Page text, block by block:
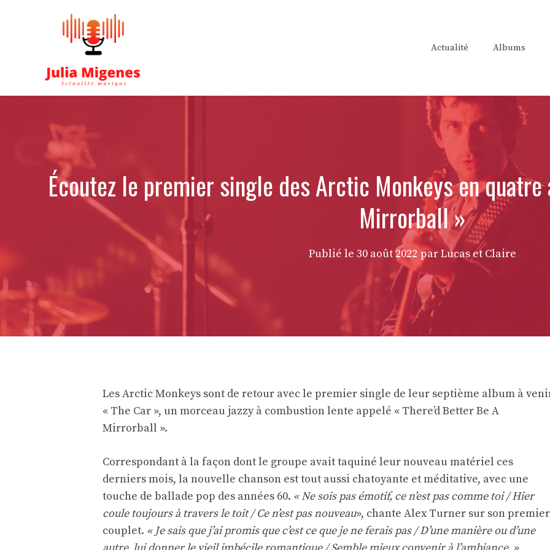
Actualité Albums
Écoutez le premier single des Arctic Monkeys en quatre
Mirrorball »
Publié le 30 août 2022 par Lucas et Claire
Les Arctic Monkeys sont de retour avec le premier single de leur septième album à
« The Car », un morceau jazzy à combustion lente appelé « There’d Better Be A
Mirrorball ».
Correspondant à la façon dont le groupe avait taquiné leur nouveau matériel ces
derniers mois, la nouvelle chanson est tout aussi chatoyante et méditative, avec une
touche de ballade pop des années 60. « Ne sois pas émotif, ce n’est pas comme toi / Hier
coule toujours à travers le toit / Ce n’est pas nouveau», chante Alex Turner sur son premier
couplet. « Je sais que j’ai promis que c’est ce que je ne ferais pas / D’une manière ou d’une